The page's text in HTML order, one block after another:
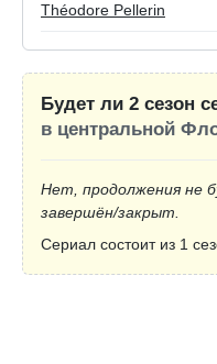
Théodore Pellerin
Будет ли 2 сезон
в центральной
Нет, продолжения не
завершён/закрыт.
Сериал состоит из 1